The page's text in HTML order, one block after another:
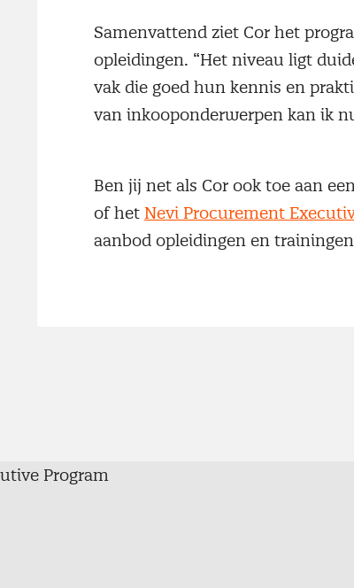
Samenvattend ziet Cor het
opleidingen. “Het niveau ligt
vak die goed hun kennis en
van inkooponderwerpen kan ik
Ben jij net als Cor ook toe aan
of het Nevi Procurement
aanbod opleidingen en